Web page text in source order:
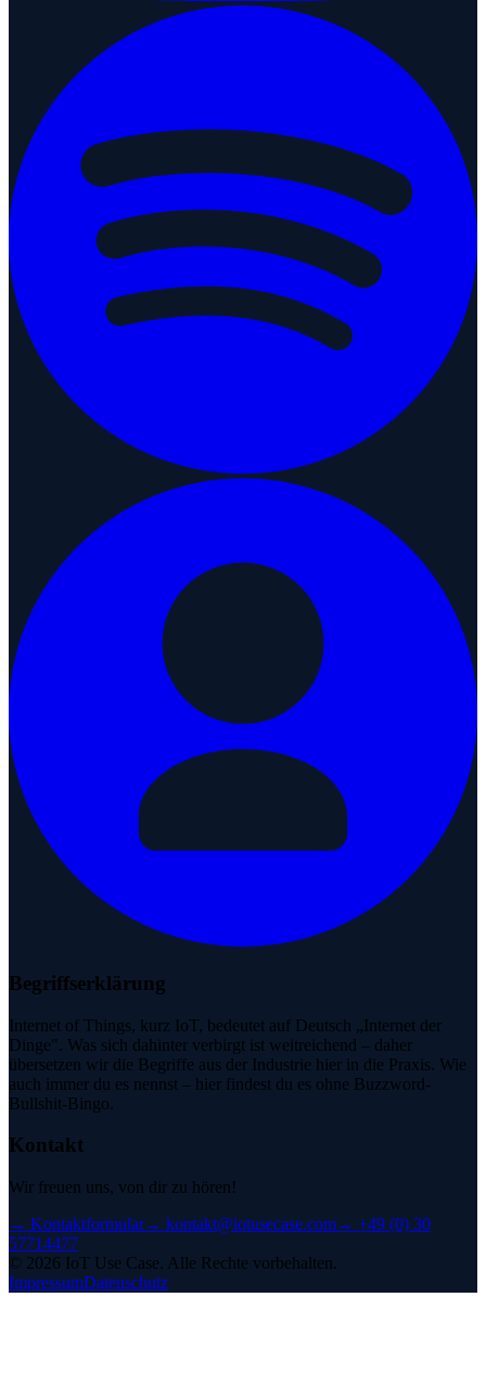
Begriffserklärung
Internet of Things, kurz IoT, bedeutet auf Deutsch „Internet der
Dinge". Was sich dahinter verbirgt ist weitreichend – daher
übersetzen wir die Begriffe aus der Industrie hier in die Praxis. Wie
auch immer du es nennst – hier findest du es ohne Buzzword-
Bullshit-Bingo.
Kontakt
Wir freuen uns, von dir zu hören!
→ Kontaktformular→ kontakt@iotusecase.com→ +49 (0) 30
57714477
© 2026 IoT Use Case. Alle Rechte vorbehalten.
ImpressumDatenschutz